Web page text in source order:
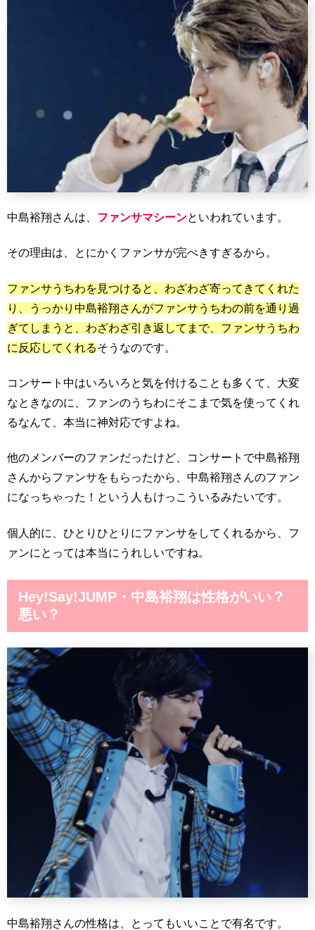
中島裕翔さんは、 ファンサマシーンといわれています。
その理由は、とにかくファンサが完ぺきすぎるから。
ファンサうちわを見つけると、わざわざ寄ってきてくれた
り、うっかり中島裕翔さんがファンサうちわの前を通り過
ぎてしまうと、わざわざ引き返してまで、ファンサうちわ
に反応してくれるそうなのです。
コンサート中はいろいろと気を付けることも多くて、大変
なときなのに、ファンのうちわにそこまで気を使ってくれ
るなんて、本当に神対応ですよね。
他のメンバーのファンだったけど、コンサートで中島裕翔
さんからファンサをもらったから、中島裕翔さんのファン
になっちゃった！という人もけっこういるみたいです。
個人的に、ひとりひとりにファンサをしてくれるから、フ
ァンにとっては本当にうれしいですね。
Hey!Say!JUMP・中島裕翔は性格がいい？
悪い？
中島裕翔さんの性格は、とってもいいことで有名です。